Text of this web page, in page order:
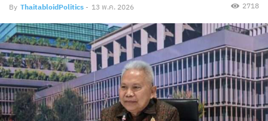
By ThaitabloidPolitics - 13 พ.ค. 2026 2718